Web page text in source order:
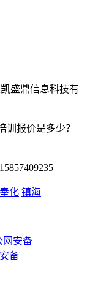
盛鼎信息科技有
训报价是多少？
奉化 镇海
网安备
备